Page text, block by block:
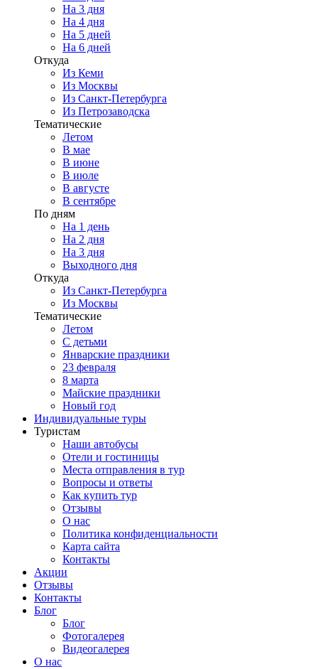
На 3 дня
На 4 дня
На 5 дней
На 6 дней
Откуда
Из Кеми
Из Москвы
Из Санкт-Петербурга
Из Петрозаводска
Тематические
Летом
В мае
В июне
В июле
В августе
В сентябре
По дням
На 1 день
На 2 дня
На 3 дня
Выходного дня
Откуда
Из Санкт-Петербурга
Из Москвы
Тематические
Летом
С детьми
Январские праздники
23 февраля
8 марта
Майские праздники
Новый год
Индивидуальные туры
Туристам
Наши автобусы
Отели и гостиницы
Места отправления в тур
Вопросы и ответы
Как купить тур
Отзывы
О нас
Политика конфиденциальности
Карта сайта
Контакты
Акции
Отзывы
Контакты
Блог
Блог
Фотогалерея
Видеогалерея
О нас